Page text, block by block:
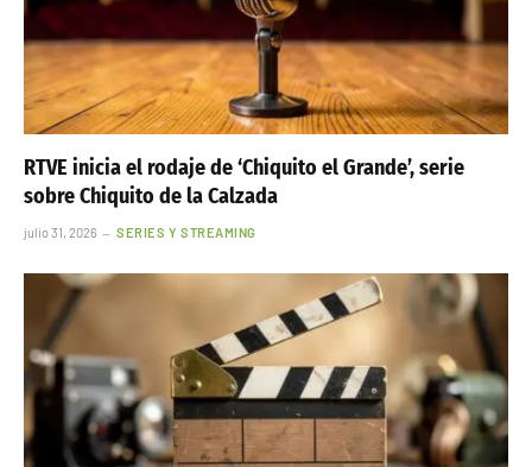
RTVE inicia el rodaje de ‘Chiquito el Grande’, serie
sobre Chiquito de la Calzada
julio 31, 2026 SERIES Y STREAMING